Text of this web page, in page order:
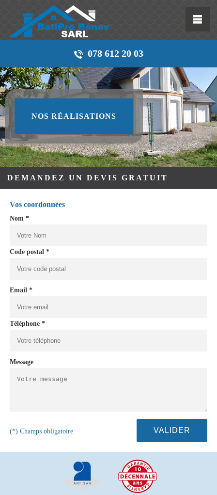
078 612 20 03
NOS RÉALISATIONS
DEMANDEZ UN DEVIS GRATUIT
Vos coordonnées
Nom *
Code postal *
Email *
Téléphone *
Message
(*) Champs obligatoire